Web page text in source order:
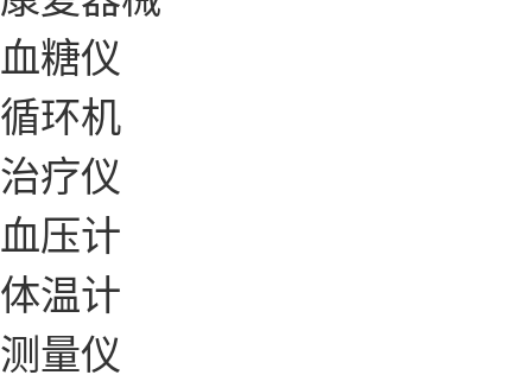
血糖仪
循环机
治疗仪
血压计
体温计
测量仪